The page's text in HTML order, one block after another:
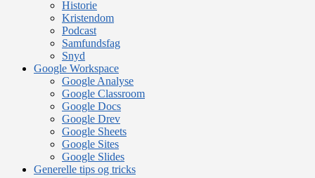
Historie
Kristendom
Podcast
Samfundsfag
Snyd
Google Workspace
Google Analyse
Google Classroom
Google Docs
Google Drev
Google Sheets
Google Sites
Google Slides
Generelle tips og tricks